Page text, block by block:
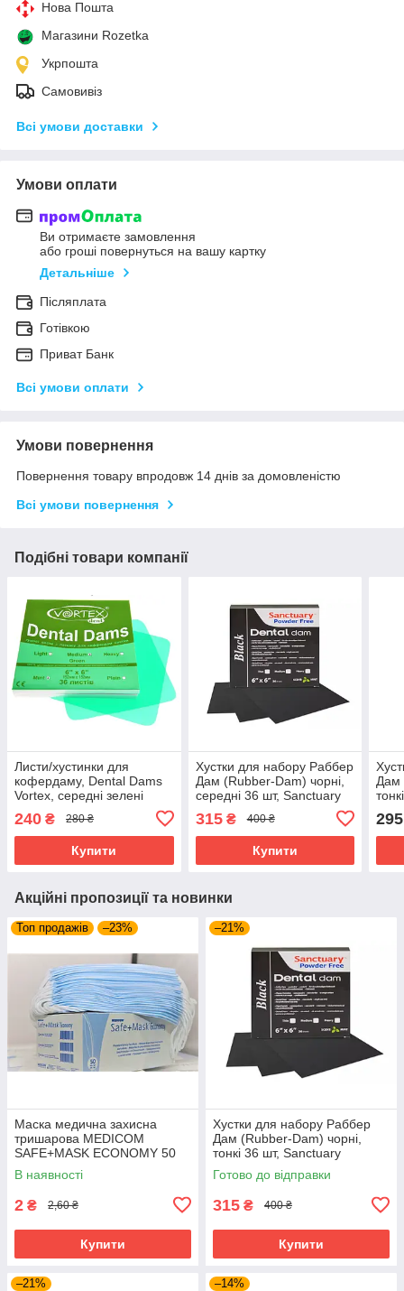
Нова Пошта
Магазини Rozetka
Укрпошта
Самовивіз
Всі умови доставки
Умови оплати
Ви отримаєте замовлення
або гроші повернуться на вашу картку
Детальніше
Післяплата
Готівкою
Приват Банк
Всі умови оплати
Умови повернення
Повернення товару впродовж 14 днів за домовленістю
Всі умови повернення
Подібні товари компанії
Листи/хустинки для
кофердаму, Dental Dams
Vortex, середні зелені
240 ₴ 280 ₴
Купити
Хустки для набору Раббер
Дам (Rubber-Dam) чорні,
середні 36 шт, Sanctuary
315₴ 400 ₴
Купити
Дам
295
Акційні пропозиції та новинки
Топ продажів –23%
Маска медична захисна
тришарова MEDICOM
SAFE+MASK ECONOMY 50
шт./пач.
В наявності
2 ₴ 2,60 ₴
Купити
–21%
Хустки для набору Раббер
Дам (Rubber-Dam) чорні,
тонкі 36 шт, Sanctuary
Готово до відправки
315 ₴ 400 ₴
Купити
–21% –14%